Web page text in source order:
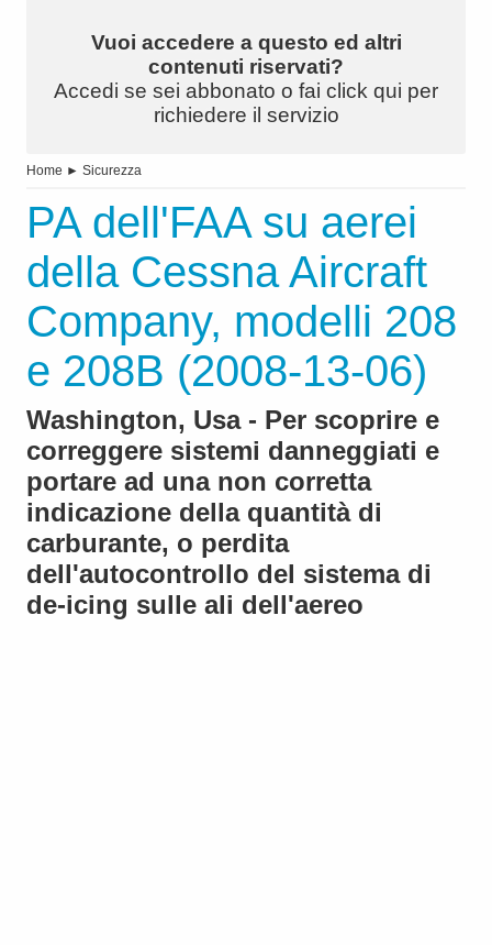
Vuoi accedere a questo ed altri
contenuti riservati?
Accedi se sei abbonato o fai click qui per
richiedere il servizio
Home ► Sicurezza
PA dell'FAA su aerei
della Cessna Aircraft
Company, modelli 208
e 208B (2008-13-06)
Washington, Usa - Per scoprire e
correggere sistemi danneggiati e
portare ad una non corretta
indicazione della quantità di
carburante, o perdita
dell'autocontrollo del sistema di
de-icing sulle ali dell'aereo